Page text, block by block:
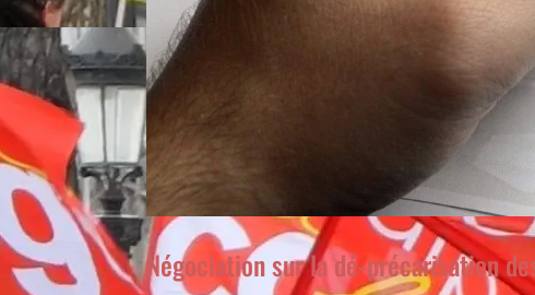
Négociation sur la dé-précarisation